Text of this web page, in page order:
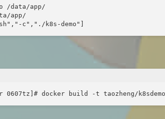
/data/app/
app/
c","./k8s-demo"]
0607tz]# docker build -t taozheng/